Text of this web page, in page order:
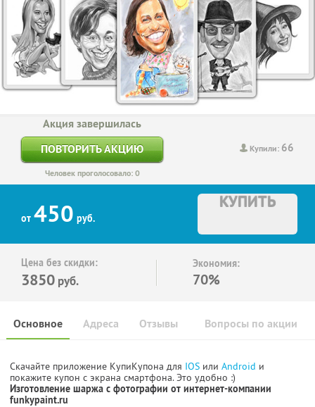
Купили: 66
Акция завершилась
ПОВТОРИТЬ АКЦИЮ
Человек проголосовало: 0
от 450 руб.
КУПИТЬ
Цена без скидки:
3850 руб.
Экономия:
70%
Основное Отзывы Вопросы по акции
Адреса
Скачайте приложение КупиКупона для IOS или Android и
покажите купон с экрана смартфона. Это удобно :)
Изготовление шаржа с фотографии от интернет-компании
funkypaint.ru